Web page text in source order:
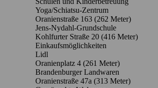
Yoga/Schiatsu-Zentrum
Oranienstraße 163 (262 Meter)
Jens-Nydahl-Grundschule
Kohlfurter Straße 20 (416 Meter)
Einkaufsmöglichkeiten
Lidl
Oranienplatz 4 (261 Meter)
Brandenburger Landwaren
Oranienstraße 47a (313 Meter)